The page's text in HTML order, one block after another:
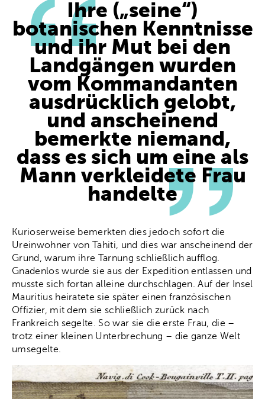
Ihre („seine“)
botanischen Kenntnisse
und ihr Mut bei den
Landgängen wurden
vom Kommandanten
ausdrücklich gelobt,
und anscheinend
bemerkte niemand,
dass es sich um eine als
Mann verkleidete Frau
handelte
Kurioserweise bemerkten dies jedoch sofort die
Ureinwohner von Tahiti, und dies war anscheinend der
Grund, warum ihre Tarnung schließlich aufflog.
Gnadenlos wurde sie aus der Expedition entlassen und
musste sich fortan alleine durchschlagen. Auf der Insel
Mauritius heiratete sie später einen französischen
Offizier, mit dem sie schließlich zurück nach
Frankreich segelte. So war sie die erste Frau, die –
trotz einer kleinen Unterbrechung – die ganze Welt
umsegelte.